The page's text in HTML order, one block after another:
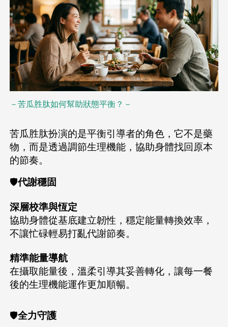
－苦瓜胜肽如何幫助狀態平衡？－
苦瓜胜肽扮演的是平衡引導者的角色，它不是藥
物，而是透過調節生理機能，協助身體找回原本
的節奏。
🛡️代謝穩固
深層校準與恆定
協助身體從基底建立韌性，穩定能量轉換效率，
不讓忙碌輕易打亂代謝節奏。
精準能量導航
在攝取能量後，溫柔引導其妥善轉化，讓每一餐
後的生理機能運作更加順暢。
🛡️全力守護